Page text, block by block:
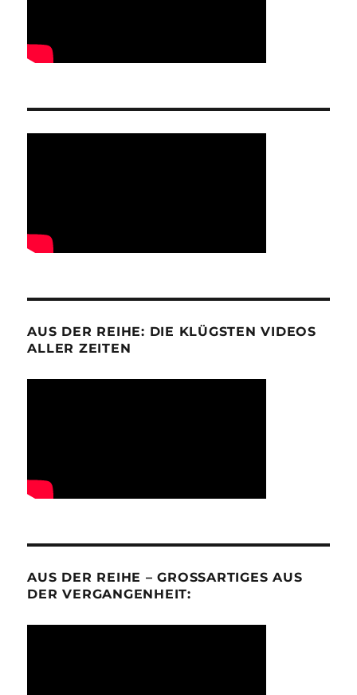
AUS DER REIHE: DIE KLÜGSTEN VIDEOS
ALLER ZEITEN
AUS DER REIHE – GROSSARTIGES AUS D
ER VERGANGENHEIT: